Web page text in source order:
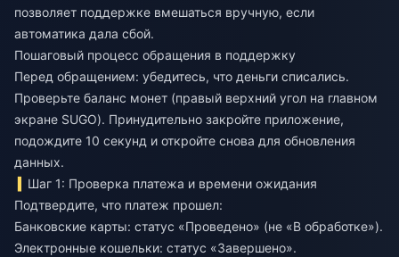
позволяет поддержке вмешаться вручную, если
автоматика дала сбой.
Пошаговый процесс обращения в поддержку
Перед обращением: убедитесь, что деньги списались.
Проверьте баланс монет (правый верхний угол на главном
экране SUGO). Принудительно закройте приложение,
подождите 10 секунд и откройте снова для обновления
данных.
Шаг 1: Проверка платежа и времени ожидания
Подтвердите, что платеж прошел:
Банковские карты: статус «Проведено» (не «В обработке»).
Электронные кошельки: статус «Завершено».